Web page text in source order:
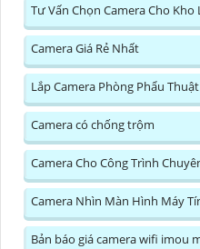
Tư Vấn Chọn Camera Cho Kho
Camera Giá Rẻ Nhất
Lắp Camera Phòng Phẩu Thuật
Camera có chống trộm
Camera Cho Công Trình
Camera Nhìn Màn Hình Máy
Bản báo giá camera wifi imou